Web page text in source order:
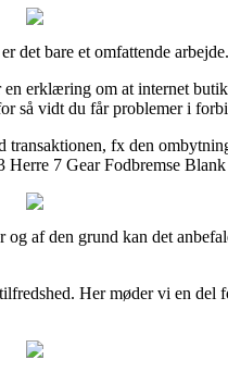
det bare et omfattende arbejde.
erklæring om at internet
så vidt du får problemer i
fx den
7 Gear Fodbremse
af den grund kan det
Her møder vi en del